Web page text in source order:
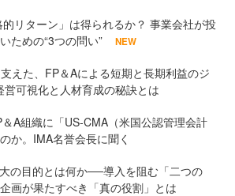
リターン」は得られるか？ 事業会社が投
ための“3つの問い”
NEW
えた、FP＆Aによる短期と長期利益のジ
可視化と人材育成の秘訣とは
A組織に「US-CMA（米国公認管理会計
か。IMA名誉会長に聞く
の目的とは何か──導入を阻む「二つの
画が果たすべき「真の役割」とは